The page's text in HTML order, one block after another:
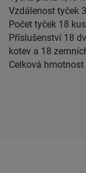
Vzdálenost tyček
Počet tyček 18
Příslušenství 18
kotev a 18
Celková